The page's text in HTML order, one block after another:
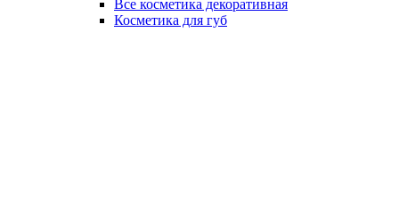
Все косметика декоративная
Косметика для губ